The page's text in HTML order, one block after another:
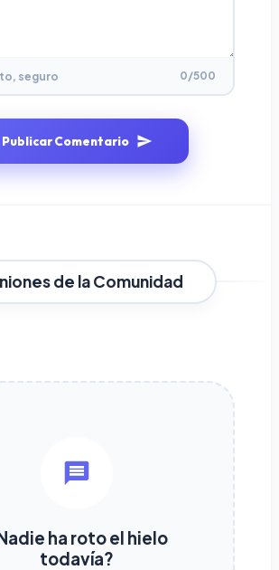
seguro 0/500
Publicar Comentario
de la Comunidad
ha roto el hielo
todavía?